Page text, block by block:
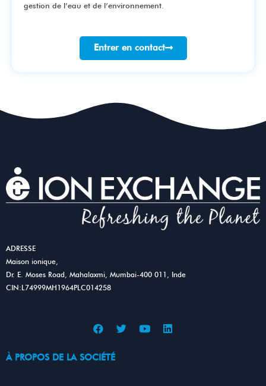
gestion de l’eau et de l’environnement.
Entrer en contact
ADRESSE
Maison ionique,
Dr. E. Moses Road, Mahalaxmi, Mumbai-400 011, Inde
CIN:L74999MH1964PLC014258
F
a
e
b
T
w
Y
o
L
i
À PROPOS DE LA SOCIÉTÉ